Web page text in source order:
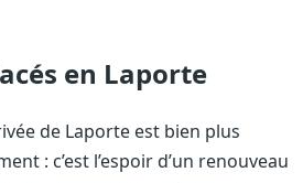
en Laporte
de Laporte est bien plus
: c’est l’espoir d’un renouveau